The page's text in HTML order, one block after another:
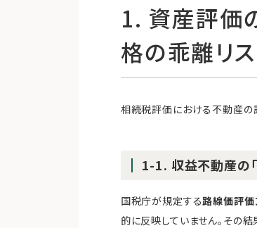
1. 資産評価
格の乖離リス
相続税評価における不動産の
1-1. 収益不動産の
国税庁が規定する路線価評価
的に反映していません。その結